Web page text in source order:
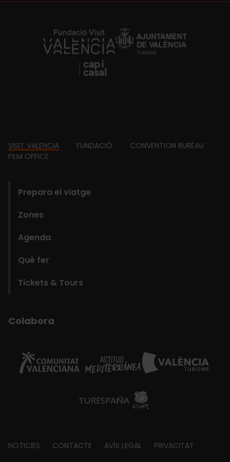
https://fundacion.visitvalencia.com/
Footer
VISIT VALENCIA FUNDACIÓ
CONVENTION BUREAU
FILM OFFICE
Prepara el viatge
Zones
Agenda
Què fer
Tickets & Tours
Colabora
Footer
NOTICIES CONTACTE AVÍS LEGAL PRIVACITAT